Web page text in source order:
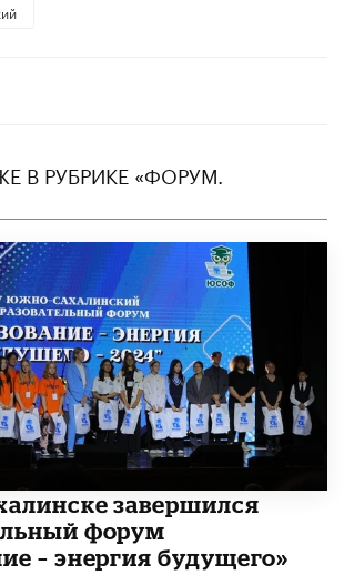
В РУБРИКЕ «ФОРУМ.
завершился
форум
– энергия будущего»